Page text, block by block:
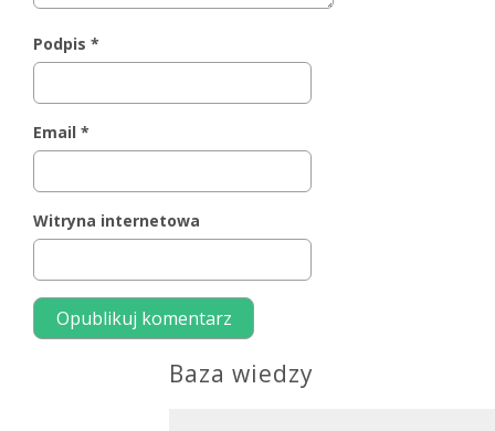
Podpis *
Email *
Witryna internetowa
Baza wiedzy